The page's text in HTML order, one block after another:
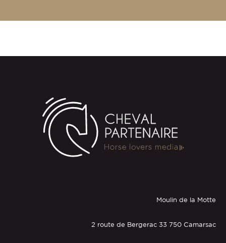
Moulin de la Motte
2 route de Bergerac 33 750 Camarsac